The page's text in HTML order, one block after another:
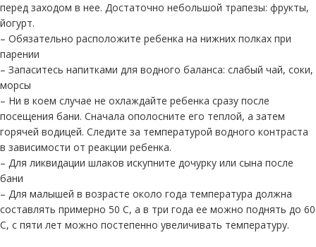
перед заходом в нее. Достаточно небольшой трапезы: фрукты,
йогурт.
– Обязательно расположите ребенка на нижних полках при
парении
– Запаситесь напитками для водного баланса: слабый чай, соки,
морсы
– Ни в коем случае не охлаждайте ребенка сразу после
посещения бани. Сначала ополосните его теплой, а затем
горячей водицей. Следите за температурой водного контраста
в зависимости от реакции ребенка.
– Для ликвидации шлаков искупните дочурку или сына после
бани
– Для малышей в возрасте около года температура должна
составлять примерно 50 С, а в три года ее можно поднять до 60
С, с пяти лет можно постепенно увеличивать температуру.